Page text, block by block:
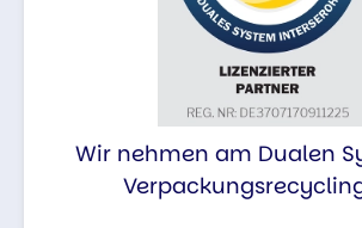
Wir nehmen am Dualen